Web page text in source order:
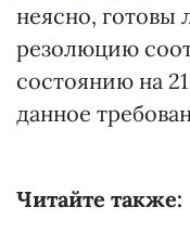
неясно, готовы
резолюцию
состоянию на
данное
Читайте также: